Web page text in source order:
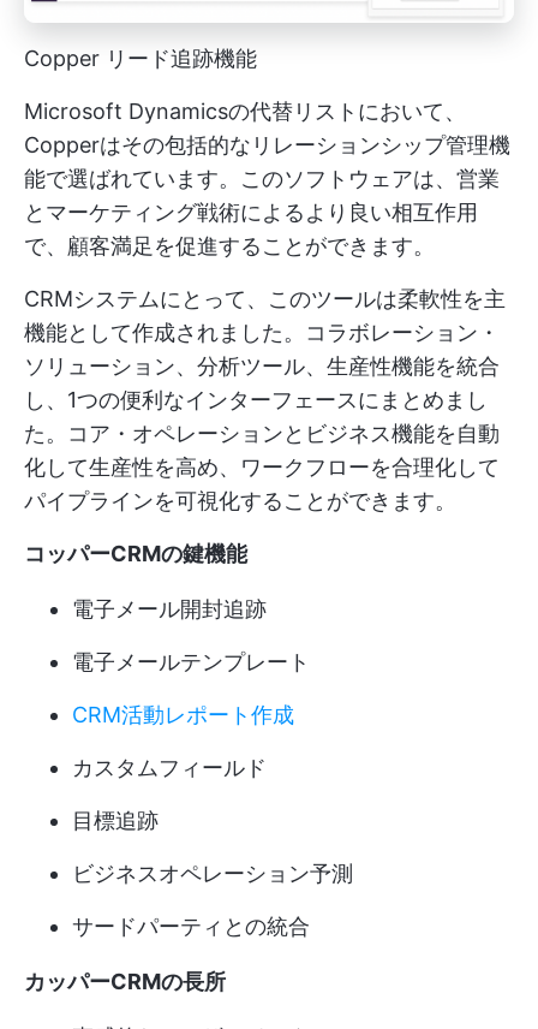
Copper リード追跡機能
Microsoft Dynamicsの代替リストにおいて、
Copperはその包括的なリレーションシップ管理機
能で選ばれています。このソフトウェアは、営業
とマーケティング戦術によるより良い相互作用
で、顧客満足を促進することができます。
CRMシステムにとって、このツールは柔軟性を主
機能として作成されました。コラボレーション・
ソリューション、分析ツール、生産性機能を統合
し、1つの便利なインターフェースにまとめまし
た。コア・オペレーションとビジネス機能を自動
化して生産性を高め、ワークフローを合理化して
パイプラインを可視化することができます。
コッパーCRMの鍵機能
電子メール開封追跡
電子メールテンプレート
CRM活動レポート作成
カスタムフィールド
目標追跡
ビジネスオペレーション予測
サードパーティとの統合
カッパーCRMの長所